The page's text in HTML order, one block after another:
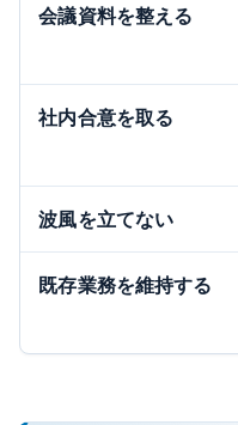
会議資料を整える
社内合意を取る
波風を立てない
既存業務を維持する